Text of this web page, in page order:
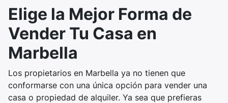
Elige la Mejor Forma de
Vender Tu Casa en
Marbella
Los propietarios en Marbella ya no tienen que
conformarse con una única opción para vender una
casa o propiedad de alquiler. Ya sea que prefieras